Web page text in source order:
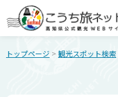
トップページ > 観光スポット検索